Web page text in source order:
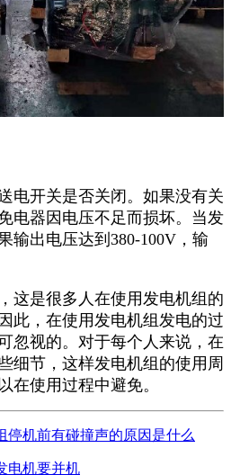
电开关是否关闭。如果没有关
电器因电压不足而损坏。当发
输出电压达到380-100V，输
这是很多人在使用发电机组的
此，在使用发电机组发电的过
忽视的。对于每个人来说，在
细节，这样发电机组的使用周
在使用过程中避免。
停机前有碰撞声的原因是什么
电机要并机